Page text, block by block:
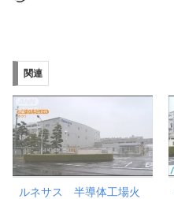
み
中…
関連
ルネサス 半導体工場火